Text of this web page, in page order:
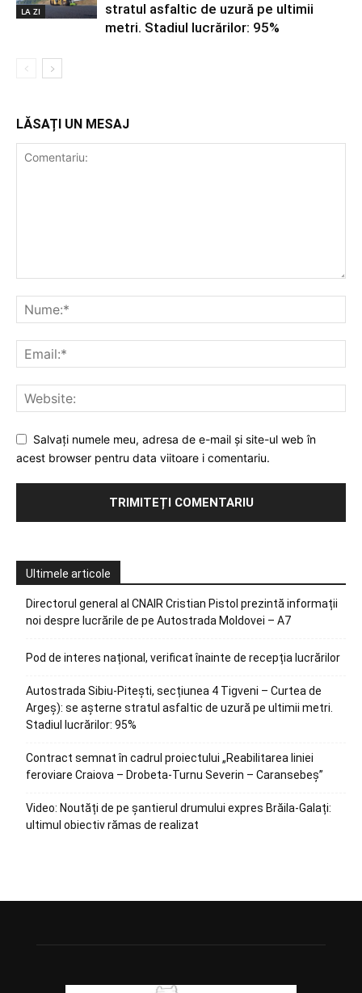
LA ZI
stratul asfaltic de uzură pe ultimii
metri. Stadiul lucrărilor: 95%
LĂSAȚI UN MESAJ
Salvați numele meu, adresa de e-mail și site-ul web în
acest browser pentru data viitoare i comentariu.
Ultimele articole
Directorul general al CNAIR Cristian Pistol prezintă informații
noi despre lucrările de pe Autostrada Moldovei – A7
Pod de interes național, verificat înainte de recepția lucrărilor
Autostrada Sibiu-Pitești, secțiunea 4 Tigveni – Curtea de
Argeș): se așterne stratul asfaltic de uzură pe ultimii metri.
Stadiul lucrărilor: 95%
Contract semnat în cadrul proiectului „Reabilitarea liniei
feroviare Craiova – Drobeta-Turnu Severin – Caransebeș”
Video: Noutăți de pe șantierul drumului expres Brăila-Galați:
ultimul obiectiv rămas de realizat